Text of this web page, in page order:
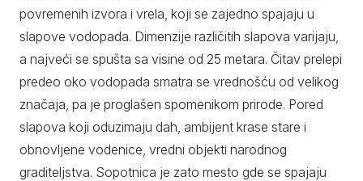
povremenih izvora i vrela, koji se zajedno spajaju u
slapove vodopada. Dimenzije različitih slapova varijaju,
a najveći se spušta sa visine od 25 metara. Čitav prelepi
predeo oko vodopada smatra se vrednošću od velikog
značaja, pa je proglašen spomenikom prirode. Pored
slapova koji oduzimaju dah, ambijent krase stare i
obnovljene vodenice, vredni objekti narodnog
graditeljstva. Sopotnica je zato mesto gde se spajaju